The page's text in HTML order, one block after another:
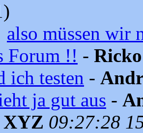
also müssen wir
Forum !! - Ricko
ich testen -
ja gut aus -
XYZ 09:27:28